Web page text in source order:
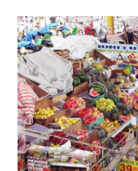
©fernanda jara